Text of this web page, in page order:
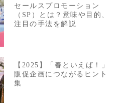
セールスプロモーション
（SP）とは？意味や目的、
注目の手法を解説
【2025】「春といえば！」
販促企画につながるヒント
集